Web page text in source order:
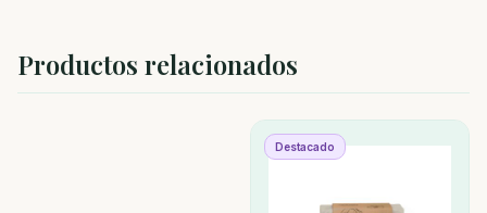
Productos relacionados
Destacado